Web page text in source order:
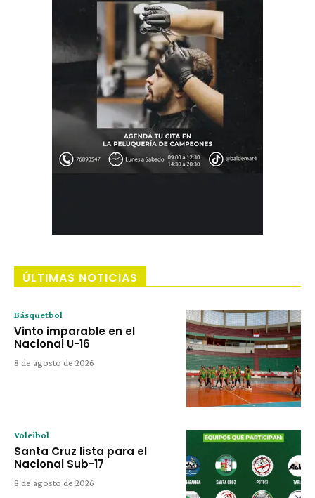
ÚLTIMAS NOTICIAS
Básquetbol
Vinto imparable en el
Nacional U-16
8 de agosto de 2026
Voleibol
Santa Cruz lista para el
Nacional Sub-17
8 de agosto de 2026